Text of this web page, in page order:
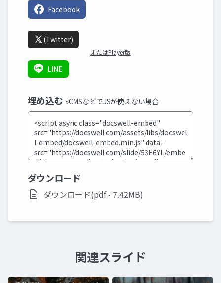
Facebook
(Twitter)
またはPlayer版
LINE
埋め込む »CMSなどでJSが使えない場合
ダウンロード
ダウンロード(pdf - 7.42MB)
関連スライド